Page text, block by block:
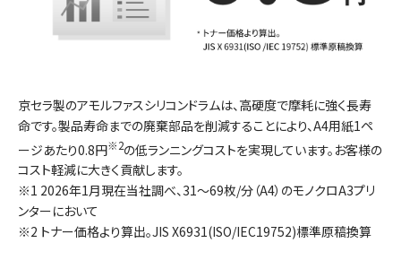
京セラ製のアモルファスシリコンドラムは、高硬度で摩耗に強く長寿
命です。製品寿命までの廃棄部品を削減することにより、A4用紙1ペ
ージあたり0.8円※2の低ランニングコストを実現しています。お客様の
コスト軽減に大きく貢献します。
※1 2026年1月現在当社調べ、31〜69枚/分（A4）のモノクロA3プリ
ンターにおいて
※2 トナー価格より算出。JIS X6931(ISO/IEC19752)標準原稿換算